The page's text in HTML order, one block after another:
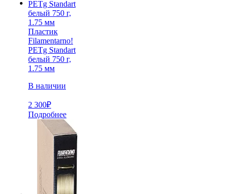
Пластик
Filamentarno!
PETg Standart
белый 750 г,
1.75 мм
В наличии
2 300₽
Подробнее